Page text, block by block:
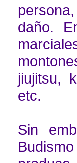
daño.
jiujitsu,
etc.
Sin